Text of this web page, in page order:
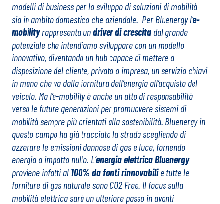
modelli di business per lo sviluppo di soluzioni di mobilità
sia in ambito domestico che aziendale. Per Bluenergy l’e-
mobilityrappresenta undriver di crescita dal grande
potenziale che intendiamo sviluppare con un modello
innovativo, diventando un hub capace di mettere a
disposizione del cliente, privato o impresa, un servizio chiavi
in mano che va dalla fornitura dell’energia all’acquisto del
veicolo. Ma l’e-mobility è anche un atto di responsabilità
verso le future generazioni per promuovere sistemi di
mobilità sempre più orientati alla sostenibilità. Bluenergy in
questo campo ha già tracciato la strada scegliendo di
azzerare le emissioni dannose di gas e luce, fornendo
energia a impatto nullo. L’energia elettrica Bluenergy
proviene infatti al 100% da fonti rinnovabilie tutte le
forniture di gas naturale sono CO2 Free. Il focus sulla
mobilità elettrica sarà un ulteriore passo in avanti